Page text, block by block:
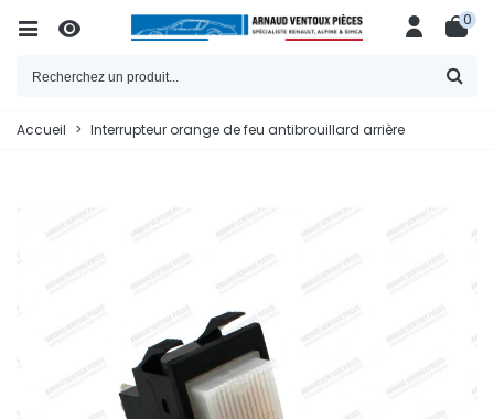
0
Accueil > Interrupteur orange de feu antibrouillard arrière